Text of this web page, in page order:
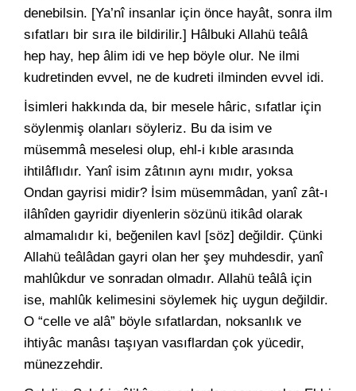
denebilsin. [Ya’nî insanlar için önce hayât, sonra ilm
sıfatları bir sıra ile bildirilir.] Hâlbuki Allahü teâlâ
hep hay, hep âlim idi ve hep böyle olur. Ne ilmi
kudretinden evvel, ne de kudreti ilminden evvel idi.
İsimleri hakkında da, bir mesele hâric, sıfatlar için
söylenmiş olanları söyleriz. Bu da isim ve
müsemmâ meselesi olup, ehl-i kıble arasında
ihtilâflıdır. Yanî isim zâtının aynı mıdır, yoksa
Ondan gayrisi midir? İsim müsemmâdan, yanî zât-ı
ilâhîden gayridir diyenlerin sözünü itikâd olarak
almamalıdır ki, beğenilen kavl [söz] değildir. Çünki
Allahü teâlâdan gayri olan her şey muhdesdir, yanî
mahlûkdur ve sonradan olmadır. Allahü teâlâ için
ise, mahlûk kelimesini söylemek hiç uygun değildir.
O “celle ve alâ” böyle sıfatlardan, noksanlık ve
ihtiyâc manâsı taşıyan vasıflardan çok yücedir,
münezzehdir.